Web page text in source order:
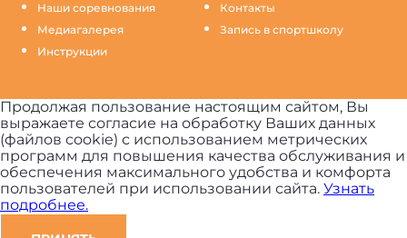
Наши соревнования
Медиагалерея
Инструкции
Контакты
Запись в спортшколу
Продолжая пользование настоящим сайтом, Вы
выражаете согласие на обработку Ваших данных
(файлов cookie) с использованием метрических
программ для повышения качества обслуживания и
обеспечения максимального удобства и комфорта
пользователей при использовании сайта. Узнать
подробнее.